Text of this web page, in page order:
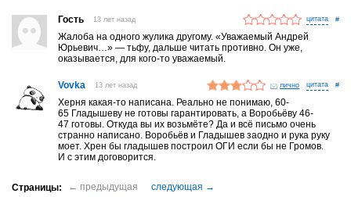
Гость 13 лет назад #
Жалоба на одного жулика другому. «Уважаемый Андрей
Юрьевич…» — тьфу, дальше читать противно. Он уже,
оказывается, для кого-то уважаемый.
Vovka 13 лет назад лично #
Херня какая-то написана. Реально не понимаю, 60-
65 Гладышеву не готовы гарантировать, а Воробьёву 46-
47 готовы. Откуда вы их возьмёте? Да и всё письмо очень
странно написано. Воробьёв и Гладышев заодно и рука руку
моет. Хрен бы гладышев построил ОГИ если бы не Громов.
И с этим договорится.